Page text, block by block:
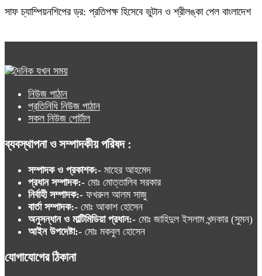
সাফ চ্যাম্পিয়নশিপের ড্র: প্রতিপক্ষ হিসেবে ভুটান ও শ্রীলঙ্কা পেল বাংলাদেশ
নিউজ পাঠান
প্রতিনিধি নিউজ পাঠান
সকল নিউজ পোর্টাল
ব্যবস্থাপনা ও সম্পাদকীয় পরিষদ :
সম্পাদক ও প্রকাশক:- মাহের আহমেদ
প্রধান সম্পাদক:- মোঃ মোত্তালিব সরকার
নির্বাহী সম্পাদক:- ফখরুল আলম সাজু
বার্তা সম্পাদক:- মোঃ আকাশ হোসেন
অনুসন্ধান ও মাল্টিমিডিয়া প্রধান:- মোঃ জাহিদুল ইসলাম খন্দকার (সুমন)
আইন উপদেষ্টা:- মোঃ মকবুল হোসেন
যোগাযোগের ঠিকানা